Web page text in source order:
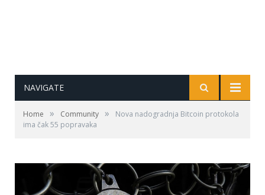
NAVIGATE
Home » Community »
Nova nadogradnja Bitcoin protokola
ima čak 55 popravaka